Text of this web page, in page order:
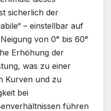
sicherlich der
– einstellbar auf
von 0° bis 60°
Erhöhung der
was zu einer
Kurven und zu
bei
führen